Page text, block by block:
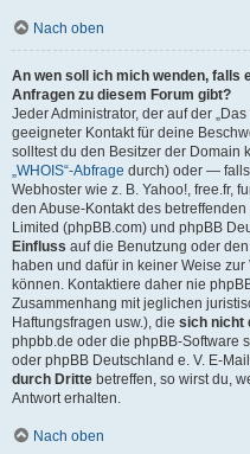
Nach oben
An wen soll ich mich wenden,
Anfragen zu diesem Forum gibt?
Jeder Administrator, der auf der
geeigneter Kontakt für deine
solltest du den Besitzer der Domain
„WHOIS“-Abfrage durch) oder —
Webhoster wie z. B. Yahoo!, free.fr,
den Abuse-Kontakt des
Limited (phpBB.com) und phpBB
Einfluss auf die Benutzung oder
haben und dafür in keiner Weise
können. Kontaktiere daher nie
Zusammenhang mit jeglichen
Haftungsfragen usw.), die sich nicht
phpbb.de oder die phpBB-Software
oder phpBB Deutschland e. V. E-
durch Dritte betreffen, so wirst du,
Antwort erhalten.
Nach oben